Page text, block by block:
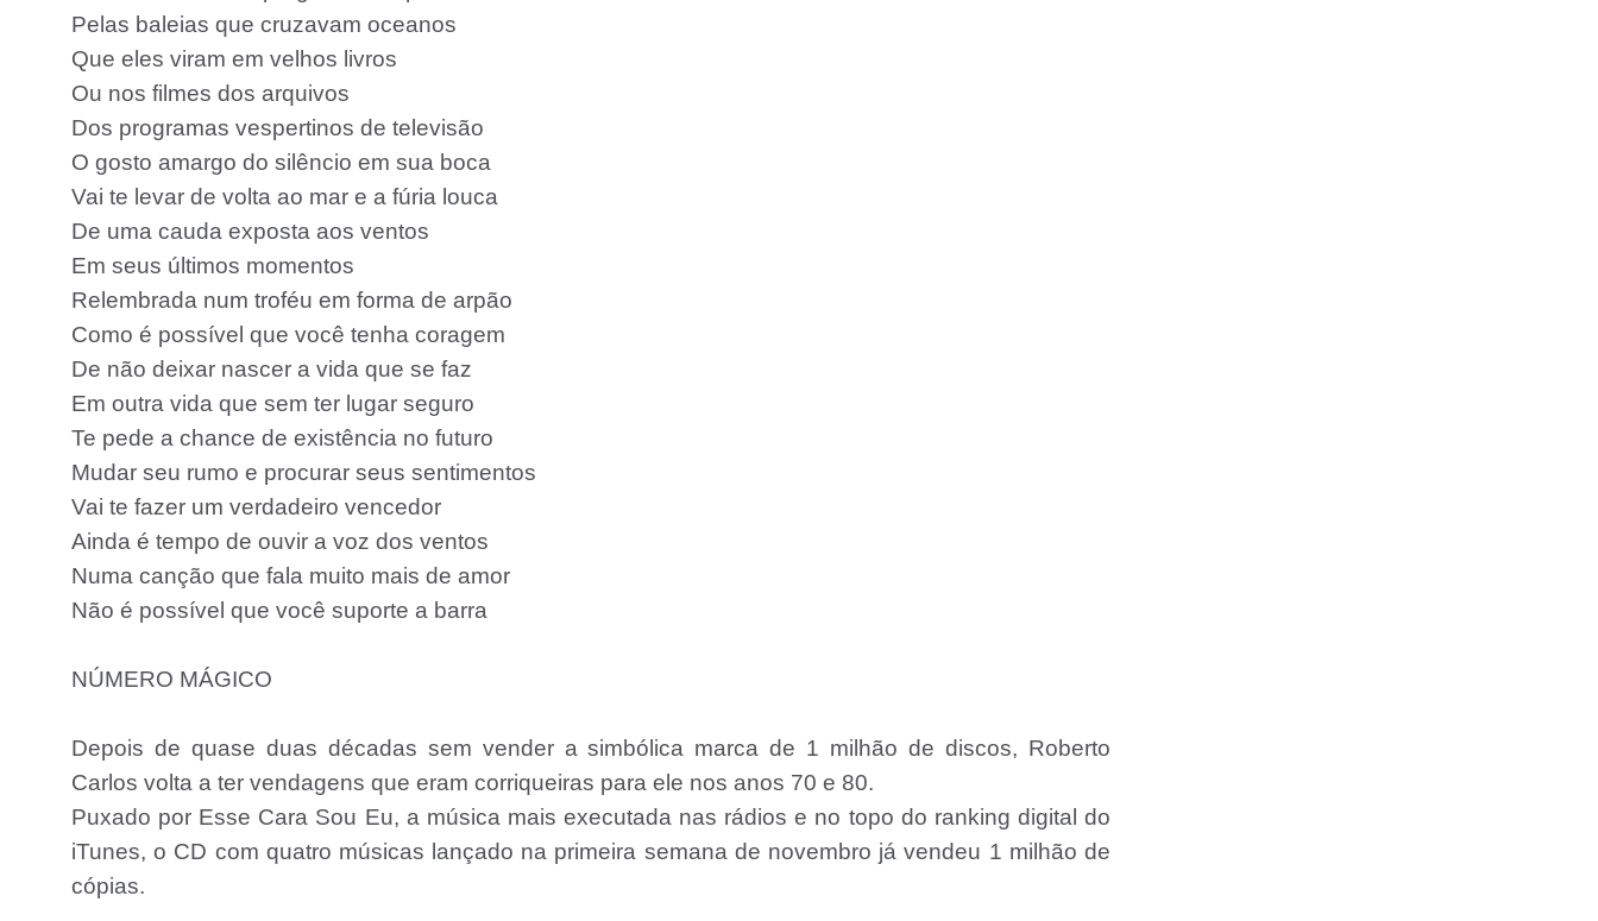
Pelas baleias que cruzavam oceanos
Que eles viram em velhos livros
Ou nos filmes dos arquivos
Dos programas vespertinos de televisão
O gosto amargo do silêncio em sua boca
Vai te levar de volta ao mar e a fúria louca
De uma cauda exposta aos ventos
Em seus últimos momentos
Relembrada num troféu em forma de arpão
Como é possível que você tenha coragem
De não deixar nascer a vida que se faz
Em outra vida que sem ter lugar seguro
Te pede a chance de existência no futuro
Mudar seu rumo e procurar seus sentimentos
Vai te fazer um verdadeiro vencedor
Ainda é tempo de ouvir a voz dos ventos
Numa canção que fala muito mais de amor
Não é possível que você suporte a barra
NÚMERO MÁGICO
Depois de quase duas décadas sem vender a simbólica marca de 1 milhão de discos, Roberto
Carlos volta a ter vendagens que eram corriqueiras para ele nos anos 70 e 80.
Puxado por Esse Cara Sou Eu, a música mais executada nas rádios e no topo do ranking digital do
iTunes, o CD com quatro músicas lançado na primeira semana de novembro já vendeu 1 milhão de
cópias.